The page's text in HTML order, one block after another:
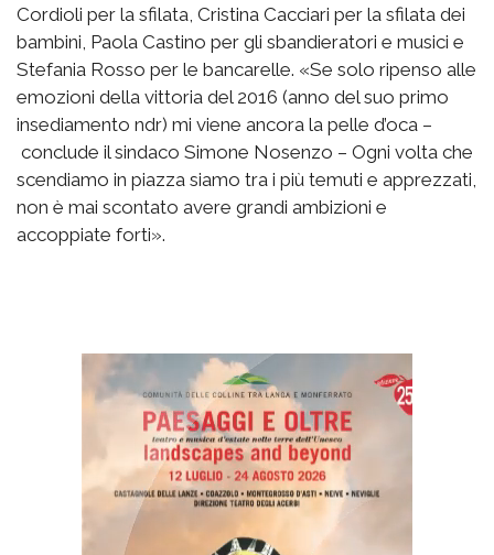
Cordioli per la sfilata, Cristina Cacciari per la sfilata dei
bambini, Paola Castino per gli sbandieratori e musici e
Stefania Rosso per le bancarelle. «Se solo ripenso alle
emozioni della vittoria del 2016 (anno del suo primo
insediamento ndr) mi viene ancora la pelle d’oca –
conclude il sindaco Simone Nosenzo – Ogni volta che
scendiamo in piazza siamo tra i più temuti e apprezzati,
non è mai scontato avere grandi ambizioni e
accoppiate forti».